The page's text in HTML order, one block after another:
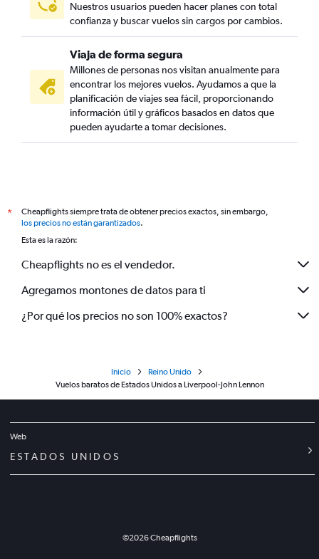
Nuestros usuarios pueden hacer planes con total
confianza y buscar vuelos sin cargos por cambios.
Viaja de forma segura
Millones de personas nos visitan anualmente para
encontrar los mejores vuelos. Ayudamos a que la
planificación de viajes sea fácil, proporcionando
información útil y gráficos basados en datos que
pueden ayudarte a tomar decisiones.
*
Cheapflights siempre trata de obtener precios exactos, sin embargo,
los precios no están garantizados.
Esta es la razón:
Cheapflights no es el vendedor.
Agregamos montones de datos para ti
¿Por qué los precios no son 100% exactos?
Inicio
Reino Unido
Vuelos baratos de Estados Unidos a Liverpool-John Lennon
Web
ESTADOS UNIDOS
©2026Cheapflights